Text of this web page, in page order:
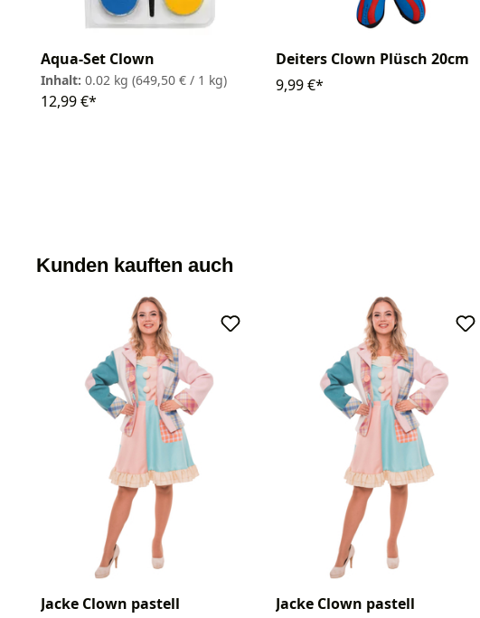
Aqua-Set Clown
Inhalt: 0.02 kg (649,50 € / 1 kg)
12,99 €*
Deiters Clown Plüsch 20cm
9,99 €*
Kunden kauften auch
Jacke Clown pastell
Jacke Clown pastell